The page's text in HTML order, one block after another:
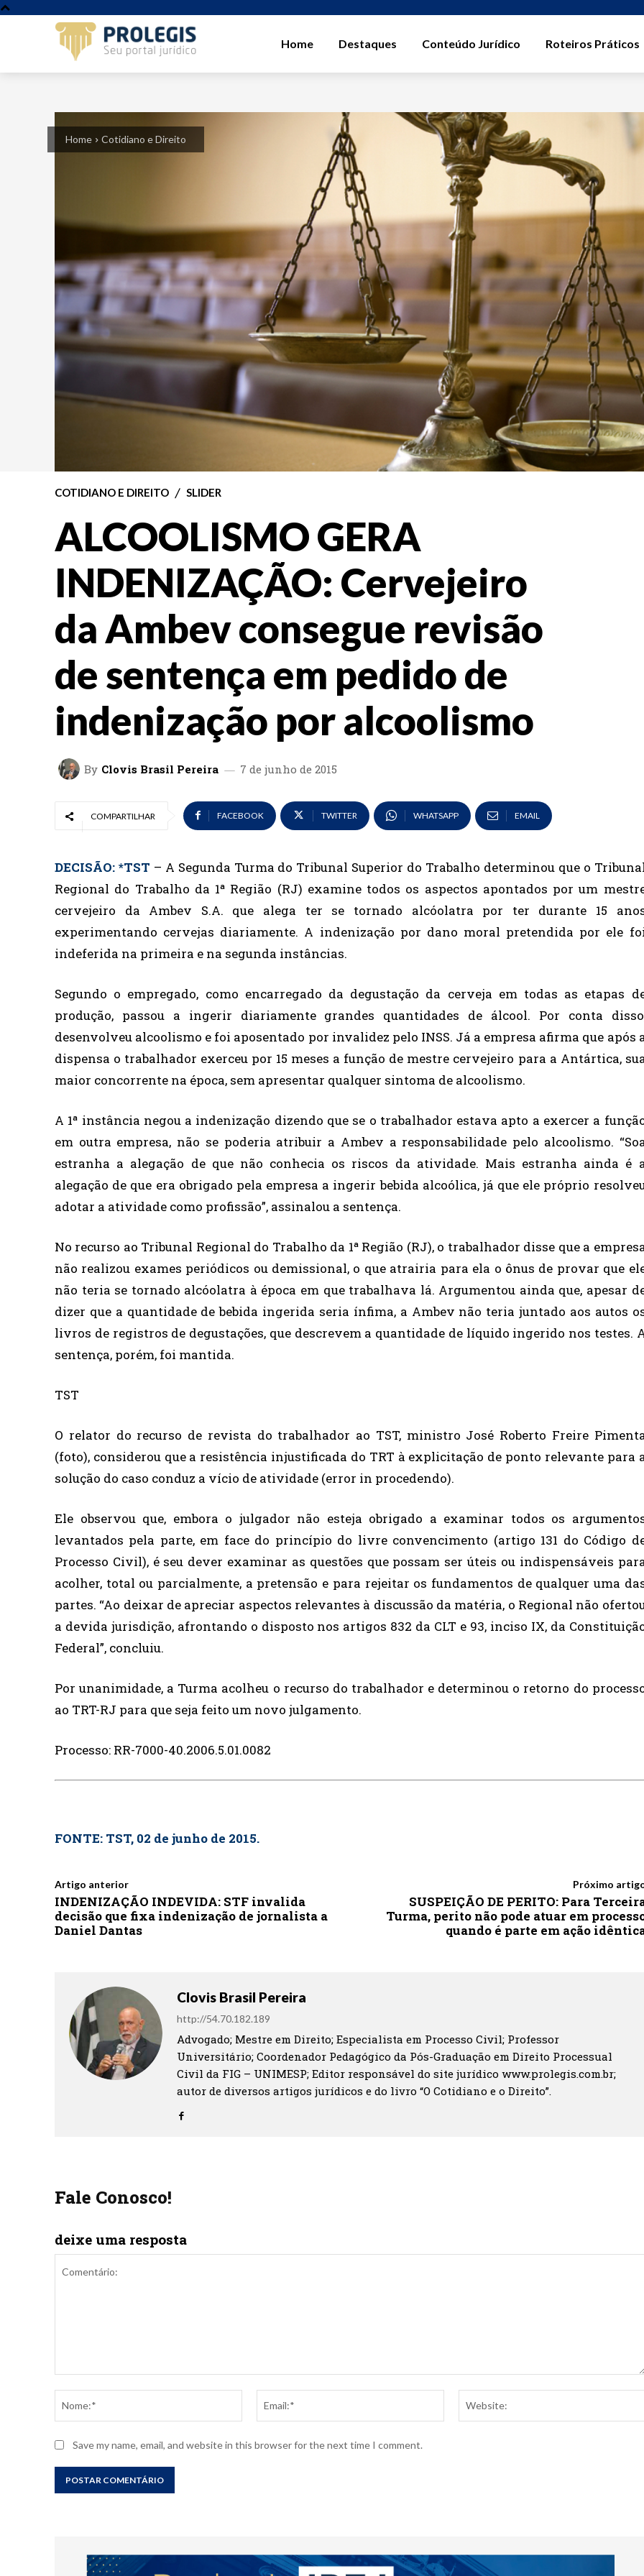
Home Destaques Conteúdo Jurídico Roteiros Práticos
Home Cotidiano e Direito
COTIDIANO E DIREITO SLIDER
ALCOOLISMO GERA
INDENIZAÇÃO: Cervejeiro
da Ambev consegue revisão
de sentença em pedido de
indenização por alcoolismo
By Clovis Brasil Pereira 7 de junho de 2015
COMPARTILHAR FACEBOOK TWITTER WHATSAPP EMAIL
DECISÃO: *TST – A Segunda Turma do Tribunal Superior do Trabalho determinou que o
Regional do Trabalho da 1ª Região (RJ) examine todos os aspectos apontados por um
cervejeiro da Ambev S.A. que alega ter se tornado alcóolatra por ter durante 15
experimentando cervejas diariamente. A indenização por dano moral pretendida por ele
indeferida na primeira e na segunda instâncias.
Segundo o empregado, como encarregado da degustação da cerveja em todas as etapas
produção, passou a ingerir diariamente grandes quantidades de álcool. Por conta
desenvolveu alcoolismo e foi aposentado por invalidez pelo INSS. Já a empresa afirma que após
dispensa o trabalhador exerceu por 15 meses a função de mestre cervejeiro para a Antártica,
maior concorrente na época, sem apresentar qualquer sintoma de alcoolismo.
A 1ª instância negou a indenização dizendo que se o trabalhador estava apto a exercer a
em outra empresa, não se poderia atribuir a Ambev a responsabilidade pelo alcoolismo.
estranha a alegação de que não conhecia os riscos da atividade. Mais estranha ainda é
alegação de que era obrigado pela empresa a ingerir bebida alcoólica, já que ele próprio
adotar a atividade como profissão”, assinalou a sentença.
No recurso ao Tribunal Regional do Trabalho da 1ª Região (RJ), o trabalhador disse que a
não realizou exames periódicos ou demissional, o que atrairia para ela o ônus de provar que
não teria se tornado alcóolatra à época em que trabalhava lá. Argumentou ainda que, apesar
dizer que a quantidade de bebida ingerida seria ínfima, a Ambev não teria juntado aos autos
livros de registros de degustações, que descrevem a quantidade de líquido ingerido nos testes.
sentença, porém, foi mantida.
TST
O relator do recurso de revista do trabalhador ao TST, ministro José Roberto Freire
(foto), considerou que a resistência injustificada do TRT à explicitação de ponto relevante para
solução do caso conduz a vício de atividade (error in procedendo).
Ele observou que, embora o julgador não esteja obrigado a examinar todos os
levantados pela parte, em face do princípio do livre convencimento (artigo 131 do Código
Processo Civil), é seu dever examinar as questões que possam ser úteis ou indispensáveis
acolher, total ou parcialmente, a pretensão e para rejeitar os fundamentos de qualquer uma
partes. “Ao deixar de apreciar aspectos relevantes à discussão da matéria, o Regional não
a devida jurisdição, afrontando o disposto nos artigos 832 da CLT e 93, inciso IX, da
Federal”, concluiu.
Por unanimidade, a Turma acolheu o recurso do trabalhador e determinou o retorno do
ao TRT-RJ para que seja feito um novo julgamento.
Processo: RR-7000-40.2006.5.01.0082
FONTE: TST, 02 de junho de 2015.
Artigo anterior
INDENIZAÇÃO INDEVIDA: STF invalida
decisão que fixa indenização de jornalista a
Daniel Dantas
Próximo
SUSPEIÇÃO DE PERITO: Para
Turma, perito não pode atuar em
quando é parte em ação
Clovis Brasil Pereira
http://54.70.182.189
Advogado; Mestre em Direito; Especialista em Processo Civil; Professor
Universitário; Coordenador Pedagógico da Pós-Graduação em Direito Processual
Civil da FIG – UNIMESP; Editor responsável do site jurídico www.prolegis.com.br;
autor de diversos artigos jurídicos e do livro “O Cotidiano e o Direito”.
Fale Conosco!
deixe uma resposta
Save my name, email, and website in this browser for the next time I comment.